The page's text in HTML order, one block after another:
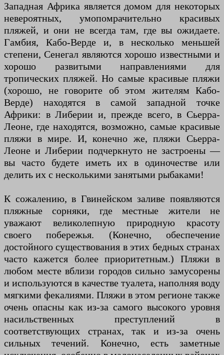
Западная Африка является домом для некоторых
невероятных, умопомрачительно красивых
пляжей, и они не всегда там, где вы ожидаете.
Гамбия, Кабо-Верде и, в несколько меньшей
степени, Сенегал являются хорошо известными и
хорошо развитыми направлениями для
тропических пляжей. Но самые красивые пляжи
(хорошо, не говорите об этом жителям Кабо-
Верде) находятся в самой западной точке
Африки: в Либерии и, прежде всего, в Сьерра-
Леоне, где находятся, возможно, самые красивые
пляжи в мире. И, конечно же, пляжи Сьерра-
Леоне и Либерии подчеркнуто не застроены —
вы часто будете иметь их в одиночестве или
делить их с несколькими занятыми рыбаками!
К сожалению, в Гвинейском заливе появляются
пляжные сорняки, где местные жители не
уважают великолепную природную красоту
своего побережья. (Конечно, обеспечение
достойного существования в этих бедных странах
часто кажется более приоритетным.) Пляжи в
любом месте вблизи городов сильно замусорены
и используются в качестве туалета, наполняя воду
мягкими фекалиями. Пляжи в этом регионе также
очень опасны как из-за самого высокого уровня
насильственных преступлений в
соответствующих странах, так и из-за очень
сильных течений. Конечно, есть заметные